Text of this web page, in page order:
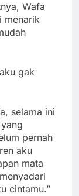
Wafa
menarik
gak
selama ini
pernah
aku
mata
cintamu.”